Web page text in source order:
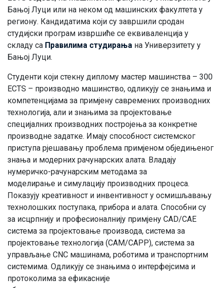
Бањој Луци или на неком од машинских факултета у
региону. Кандидатима који су завршили сродан
студијски програм извршиће се еквиваленција у
складу са Правилима студирања на Универзитету у
Бањој Луци.
Студенти који стекну диплому мастер машинства – 300
ECTS – производно машинство, одликују се знањима и
компетенцијама за примјену савремених производних
технологија, али и знањима за пројектовање
специјалних производних постројења за конкретне
производне задатке. Имају способност системског
приступа рјешавању проблема примјеном обједињеног
знања и модерних рачунарских алата. Владају
нумеричко-рачунарским методама за
моделирање и симулацију производних процеса.
Показују креативност и инвентивност у осмишљавању
технолошких поступака, прибора и алата. Способни су
за исцрпнију и професионалнију примјену CAD/CAE
система за пројектовање производа, система за
пројектовање технологија (CAM/CAPP), система за
управљање CNC машинама, роботима и транспортним
системима. Одликују се знањима о интерфејсима и
протоколима за ефикасније